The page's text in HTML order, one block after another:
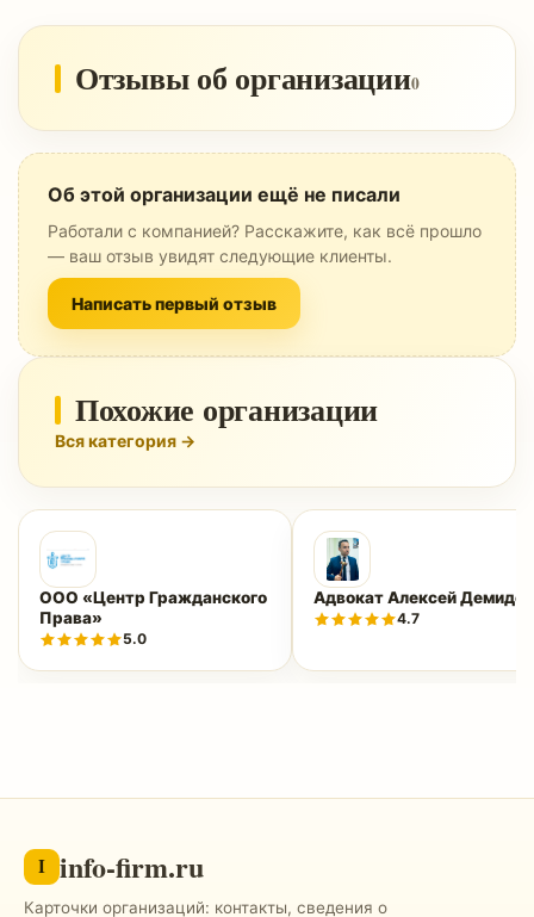
Отзывы об организации0
Об этой организации ещё не писали
Работали с компанией? Расскажите, как всё прошло
— ваш отзыв увидят следующие клиенты.
Написать первый отзыв
Похожие организации
Вся категория →
ООО «Центр Гражданского
Права»
5.0
Адвокат Алексей Демидов
4.7
I info-firm.ru
Карточки организаций: контакты, сведения о